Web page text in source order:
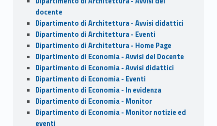
docente
Dipartimento di Architettura - Avvisi didattici
Dipartimento di Architettura - Eventi
Dipartimento di Architettura - Home Page
Dipartimento di Economia - Avvisi del Docente
Dipartimento di Economia - Avvisi didattici
Dipartimento di Economia - Eventi
Dipartimento di Economia - In evidenza
Dipartimento di Economia - Monitor
Dipartimento di Economia - Monitor notizie ed
eventi